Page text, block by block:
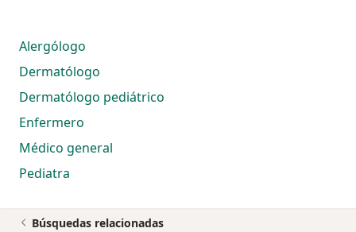
Alergólogo
Dermatólogo
Dermatólogo pediátrico
Enfermero
Médico general
Pediatra
Búsquedas relacionadas